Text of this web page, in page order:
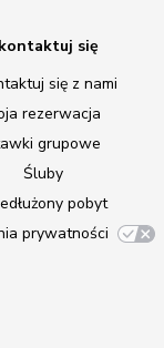
się
się z nami
rezerwacja
grupowe
Śluby
pobyt
prywatności